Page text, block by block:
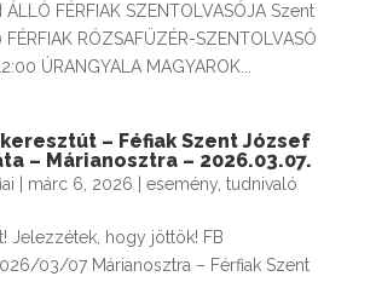
ÁLLÓ FÉRFIAK SZENTOLVASÓJA Szent
FÉRFIAK RÓZSAFÜZÉR-SZENTOLVASÓ
ÚRANGYALA MAGYAROK...
– Féfiak Szent József
– Márianosztra – 2026.03.07.
márc 6, 2026 esemény, tudnivaló
Jelezzétek, hogy jöttök! FB
03/07 Márianosztra – Férfiak Szent